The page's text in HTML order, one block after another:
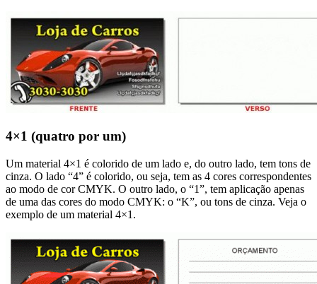
4×1 (quatro por um)
Um material 4×1 é colorido de um lado e, do outro lado, tem tons de
cinza. O lado “4” é colorido, ou seja, tem as 4 cores correspondentes
ao modo de cor CMYK. O outro lado, o “1”, tem aplicação apenas
de uma das cores do modo CMYK: o “K”, ou tons de cinza. Veja o
exemplo de um material 4×1.